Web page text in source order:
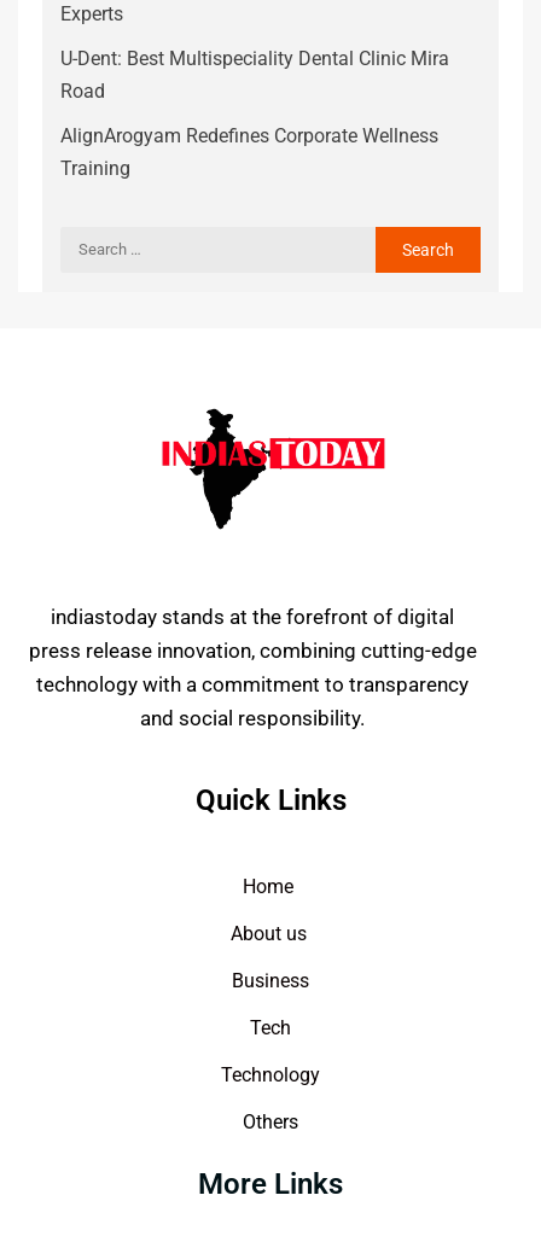
Experts
U-Dent: Best Multispeciality Dental Clinic Mira
Road
AlignArogyam Redefines Corporate Wellness
Training
indiastoday stands at the forefront of digital
press release innovation, combining cutting-edge
technology with a commitment to transparency
and social responsibility.
Quick Links
Home
About us
Business
Tech
Technology
Others
More Links